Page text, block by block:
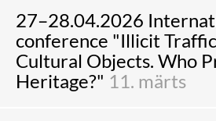
27–28.04.2026
conference "Illicit
Cultural Objects. Who
Heritage?" 11. märts